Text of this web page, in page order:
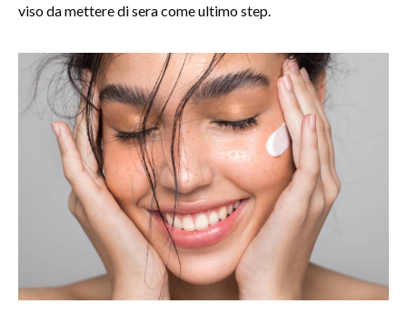
viso da mettere di sera come ultimo step.